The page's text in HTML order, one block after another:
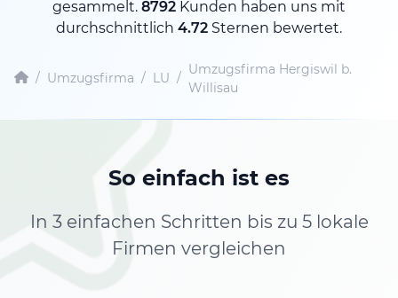
gesammelt. 8792 Kunden haben uns mit
durchschnittlich 4.72 Sternen bewertet.
/ Umzugsfirma / LU /
Umzugsfirma Hergiswil b.
Willisau
So einfach ist es
In 3 einfachen Schritten bis zu 5 lokale
Firmen vergleichen